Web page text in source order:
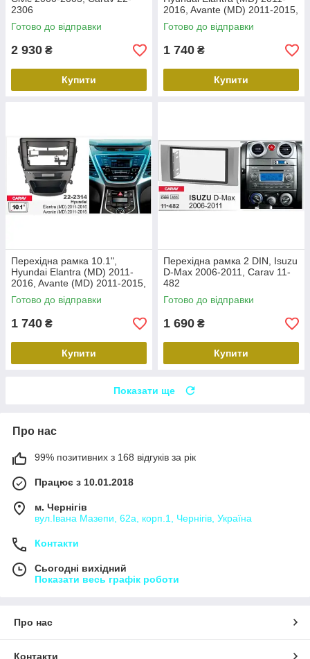
2306
Готово до відправки
2 930 ₴
Купити
2016, Avante (MD) 2011-2015,
Carav 22-2312
Готово до відправки
1 740 ₴
Купити
Перехідна рамка 10.1",
Hyundai Elantra (MD) 2011-
2016, Avante (MD) 2011-2015,
Carav 22-2314
Готово до відправки
1 740 ₴
Купити
Перехідна рамка 2 DIN, Isuzu
D-Max 2006-2011, Carav 11-
482
Готово до відправки
1 690 ₴
Купити
Показати ще
Про нас
99% позитивних з 168 відгуків за рік
Працює з 10.01.2018
м. Чернігів
вул.Івана Мазепи, 62а, корп.1, Чернігів, Україна
Контакти
Сьогодні вихідний
Показати весь графік роботи
Про нас
Контакти